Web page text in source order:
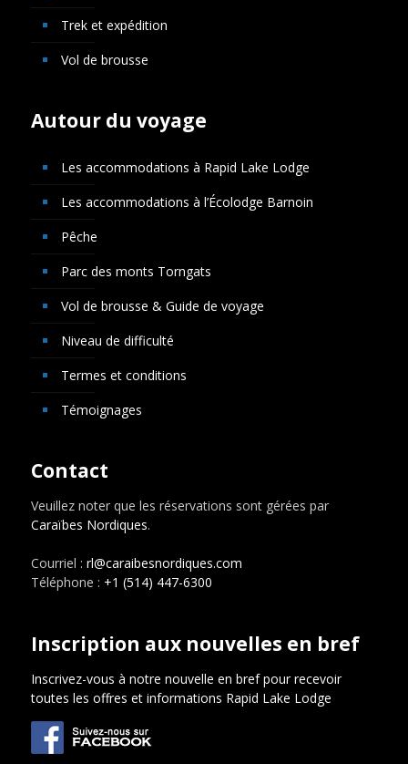
Trek et expédition
Vol de brousse
Autour du voyage
Les accommodations à Rapid Lake Lodge
Les accommodations à l’Écolodge Barnoin
Pêche
Parc des monts Torngats
Vol de brousse & Guide de voyage
Niveau de difficulté
Termes et conditions
Témoignages
Contact
Veuillez noter que les réservations sont gérées par
Caraïbes Nordiques.
Courriel : rl@caraibesnordiques.com
Téléphone : +1 (514) 447-6300
Inscription aux nouvelles en bref
Inscrivez-vous à notre nouvelle en bref pour recevoir
toutes les offres et informations Rapid Lake Lodge